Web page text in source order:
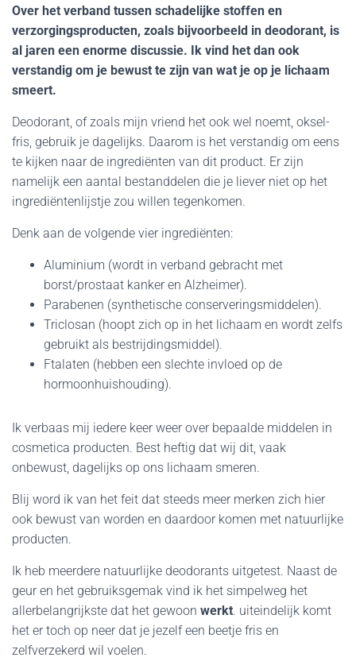
Over het verband tussen schadelijke stoffen en
verzorgingsproducten, zoals bijvoorbeeld in deodorant, is
al jaren een enorme discussie. Ik vind het dan ook
verstandig om je bewust te zijn van wat je op je lichaam
smeert.
Deodorant, of zoals mijn vriend het ook wel noemt, oksel-
fris, gebruik je dagelijks. Daarom is het verstandig om eens
te kijken naar de ingrediënten van dit product. Er zijn
namelijk een aantal bestanddelen die je liever niet op het
ingrediëntenlijstje zou willen tegenkomen.
Denk aan de volgende vier ingrediënten:
Aluminium (wordt in verband gebracht met
borst/prostaat kanker en Alzheimer).
Parabenen (synthetische conserveringsmiddelen).
Triclosan (hoopt zich op in het lichaam en wordt zelfs
gebruikt als bestrijdingsmiddel).
Ftalaten (hebben een slechte invloed op de
hormoonhuishouding).
Ik verbaas mij iedere keer weer over bepaalde middelen in
cosmetica producten. Best heftig dat wij dit, vaak
onbewust, dagelijks op ons lichaam smeren.
Blij word ik van het feit dat steeds meer merken zich hier
ook bewust van worden en daardoor komen met natuurlijke
producten.
Ik heb meerdere natuurlijke deodorants uitgetest. Naast de
geur en het gebruiksgemak vind ik het simpelweg het
allerbelangrijkste dat het gewoon werkt. uiteindelijk komt
het er toch op neer dat je jezelf een beetje fris en
zelfverzekerd wil voelen.